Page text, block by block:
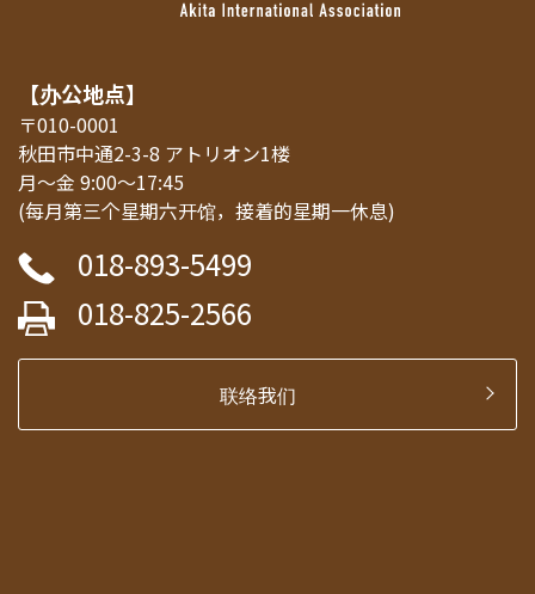
【办公地点】
〒010-0001
秋田市中通2-3-8 アトリオン1楼
月～金 9:00～17:45
(每月第三个星期六开馆，接着的星期一休息)
018-893-5499
018-825-2566
联络我们